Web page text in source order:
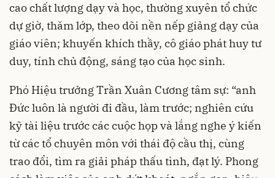
cao chất lượng dạy và học, thường xuyên tổ chức
dự giờ, thăm lớp, theo dõi nền nếp giảng dạy của
giáo viên; khuyến khích thầy, cô giáo phát huy tư
duy, tính chủ động, sáng tạo của học sinh.
Phó Hiệu trưởng Trần Xuân Cương tâm sự: “anh
Đức luôn là người đi đầu, làm trước; nghiên cứu
kỹ tài liệu trước các cuộc họp và lắng nghe ý kiến
từ các tổ chuyên môn với thái độ cầu thị, cùng
trao đổi, tìm ra giải pháp thấu tình, đạt lý. Phong